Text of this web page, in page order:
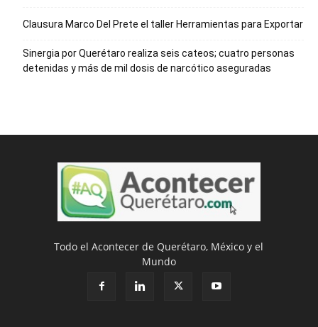
Clausura Marco Del Prete el taller Herramientas para Exportar
Sinergia por Querétaro realiza seis cateos; cuatro personas
detenidas y más de mil dosis de narcótico aseguradas
Todo el Acontecer de Querétaro, México y el
Mundo